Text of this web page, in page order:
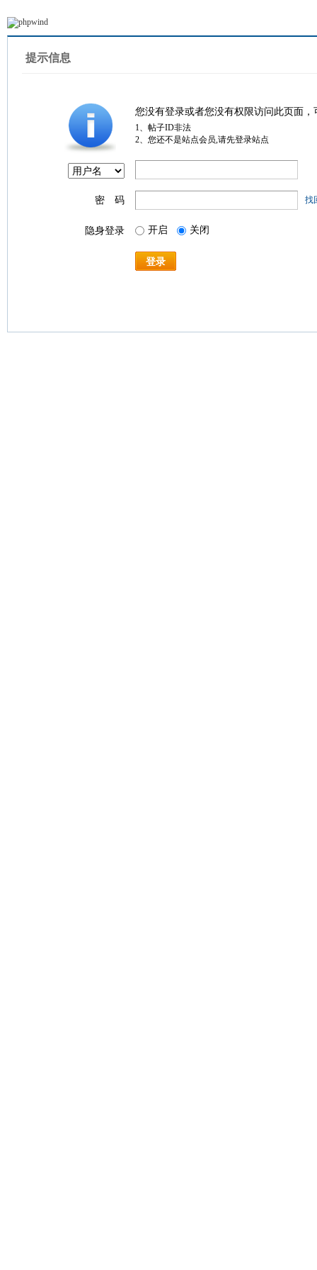
提示信息
您没有登录或者您没有权限访问此页面
1、帖子ID非法
2、您还不是站点会员,请先登录站点
密 码 找
隐身登录 开启 关闭
登录